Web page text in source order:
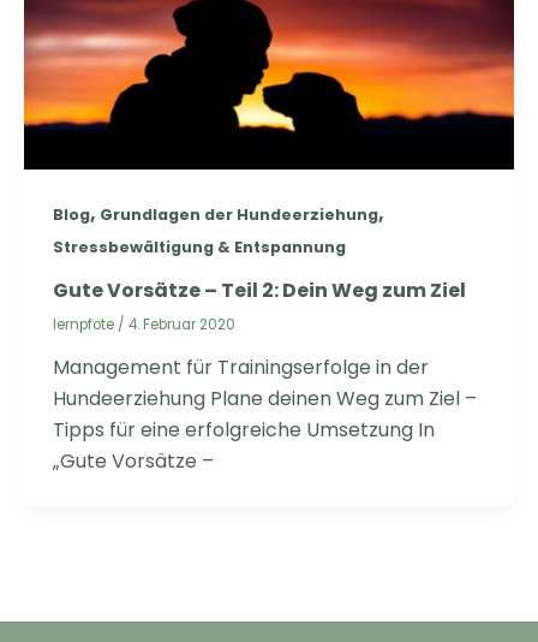
Blog, Grundlagen der Hundeerziehung,
Stressbewältigung & Entspannung
Gute Vorsätze – Teil 2: Dein Weg zum Ziel
lernpfote / 4. Februar 2020
Management für Trainingserfolge in der
Hundeerziehung Plane deinen Weg zum Ziel –
Tipps für eine erfolgreiche Umsetzung In
„Gute Vorsätze –